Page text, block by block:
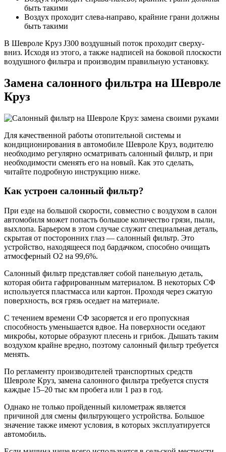
быть такими
Воздух проходит слева-направо, крайние грани должны
быть такими
В Шевроле Круз J300 воздушный поток проходит сверху-
вниз. Исходя из этого, а также надписей на боковой плоскости
воздушного фильтра и производим правильную установку.
Замена салонного фильтра на Шевроле
Круз
Для качественной работы отопительной системы и
кондиционирования в автомобиле Шевроле Круз, водителю
необходимо регулярно осматривать салонный фильтр, и при
необходимости сменять его на новый. Как это сделать,
читайте подробную инструкцию ниже.
Как устроен салонный фильтр?
При езде на большой скорости, совместно с воздухом в салон
автомобиля может попасть большое количество грязи, пыли,
выхлопа. Барьером в этом случае служит специальная деталь,
скрытая от посторонних глаз — салонный фильтр. Это
устройство, находящееся под бардачком, способно очищать
атмосферный О2 на 99,6%.
Салонный фильтр представляет собой панельную деталь,
которая обита гафрированным материалом. В некоторых СФ
используется пластмасса или картон. Проходя через сжатую
поверхность, вся грязь оседает на материале.
С течением времени СФ засоряется и его пропускная
способность уменьшается вдвое. На поверхности оседают
микробы, которые образуют плесень и грибок. Дышать таким
воздухом крайне вредно, поэтому салонный фильтр требуется
менять.
По регламенту производителей транспортных средств
Шевроле Круз, замена салонного фильтра требуется спустя
каждые 15–20 тыс км пробега или 1 раз в год.
Однако не только пройденный километраж является
причиной для смены фильтрующего устройства. Большое
значение также имеют условия, в которых эксплуатируется
автомобиль.